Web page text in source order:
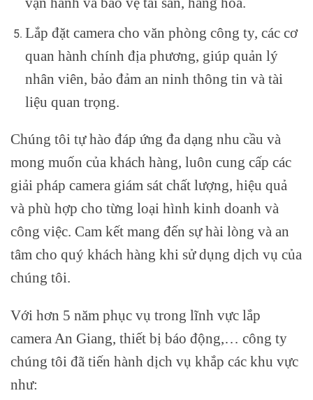
Lắp đặt camera cho văn phòng công ty, các cơ
quan hành chính địa phương, giúp quản lý
nhân viên, bảo đảm an ninh thông tin và tài
liệu quan trọng.
Chúng tôi tự hào đáp ứng đa dạng nhu cầu và
mong muốn của khách hàng, luôn cung cấp các
giải pháp camera giám sát chất lượng, hiệu quả
và phù hợp cho từng loại hình kinh doanh và
công việc. Cam kết mang đến sự hài lòng và an
tâm cho quý khách hàng khi sử dụng dịch vụ của
chúng tôi.
Với hơn 5 năm phục vụ trong lĩnh vực lắp
camera An Giang, thiết bị báo động,… công ty
chúng tôi đã tiến hành dịch vụ khắp các khu vực
như: